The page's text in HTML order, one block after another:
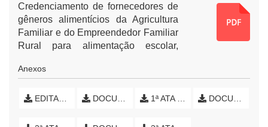
Credenciamento de fornecedores de
gêneros alimentícios da Agricultura
Familiar e do Empreendedor Familiar
Rural para alimentação escolar,
Programa Nacional da Alimentação
11.947/2009 e Resolução nº.
04/2015 e alterações posteriores.
Anexos
EDITAL DE CHAMAMENTO PÚBLICO DOCUMENTOS CREDENCIADOS - PARTE 1 1ª ATA DE CREDENCIAMENTO DOCUMENTOS CREDENCIADOS - PARTE 2